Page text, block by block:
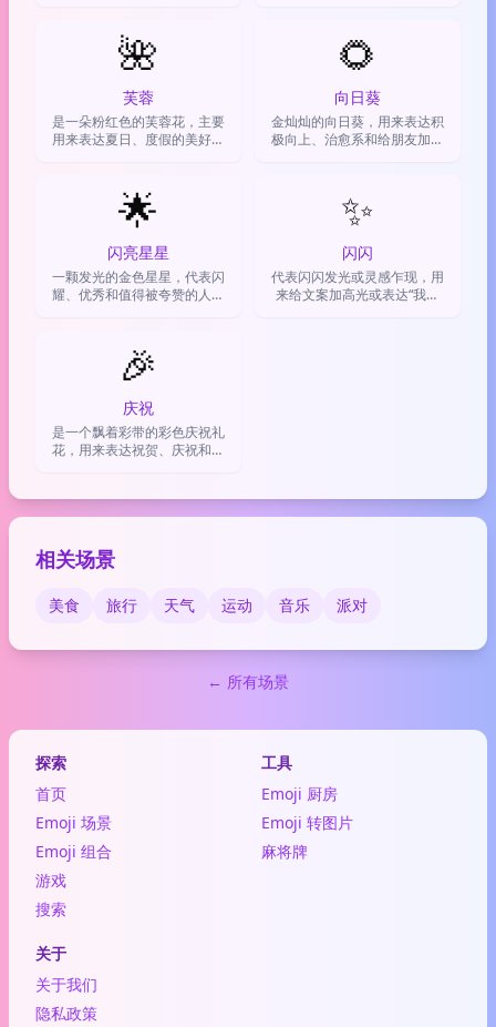
🌺
芙蓉
是一朵粉红色的芙蓉花，主要
用来表达夏日、度假的美好心
🌻
向日葵
金灿灿的向日葵，用来表达积
极向上、治愈系和给朋友加油
🌟
闪亮星星
一颗发光的金色星星，代表闪
耀、优秀和值得被夸赞的人或
✨
闪闪
代表闪闪发光或灵感乍现，用
来给文案加高光或表达“我超
🎉
庆祝
是一个飘着彩带的彩色庆祝礼
花，用来表达祝贺、庆祝和开
相关场景
美食 旅行 天气 运动 音乐 派对
← 所有场景
探索
首页
Emoji 场景
Emoji 组合
游戏
搜索
工具
Emoji 厨房
Emoji 转图片
麻将牌
关于
关于我们
隐私政策